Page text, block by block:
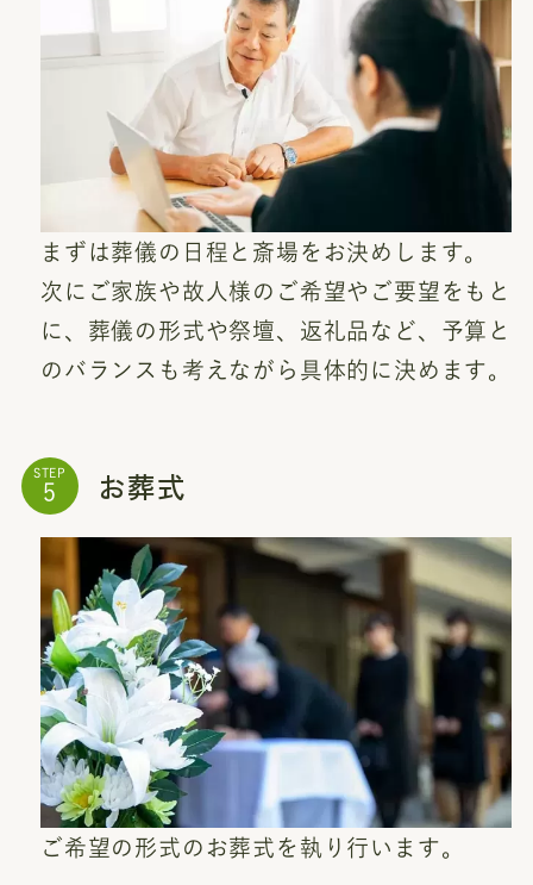
まずは葬儀の日程と斎場をお決めします。
次にご家族や故人様のご希望やご要望をもと
に、葬儀の形式や祭壇、返礼品など、予算と
のバランスも考えながら具体的に決めます。
STEP お葬式
ご希望の形式のお葬式を執り行います。